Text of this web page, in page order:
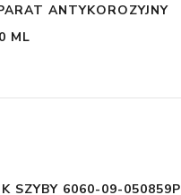
ANTYKOROZYJNY
ML
SZYBY 6060-09-050859P